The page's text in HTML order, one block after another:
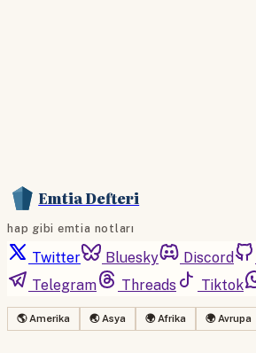
Emtia Defteri
hap gibi emtia notları
Twitter Bluesky Discord
Telegram
Threads Tiktok
🌎 Amerika 🌏 Asya 🌍 Afrika 🌍 Avrupa